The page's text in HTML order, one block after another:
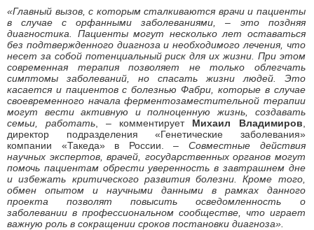
«Главный вызов, с которым сталкиваются врачи и пациенты
в случае с орфанными заболеваниями, – это поздняя
диагностика. Пациенты могут несколько лет оставаться
без подтвержденного диагноза и необходимого лечения, что
несет за собой потенциальный риск для их жизни. При этом
современная терапия позволяет не только облегчать
симптомы заболеваний, но спасать жизни людей. Это
касается и пациентов с болезнью Фабри, которые в случае
своевременного начала ферментозаместительной терапии
могут вести активную и полноценную жизнь, создавать
семьи, работать , – комментируетМихаил Владимиров
директор подразделения «Генетические заболевания»
компании «Такеда» в России. – Совместные действия
научных экспертов, врачей, государственных органов могут
помочь пациентам обрести уверенность в завтрашнем дне
и избежать критического развития болезни. Кроме того,
обмен опытом и научными данными в рамках данного
проекта позволят повысить осведомленность о
заболевании в профессиональном сообществе, что играет
важную роль в сокращении сроков постановки диагноза».